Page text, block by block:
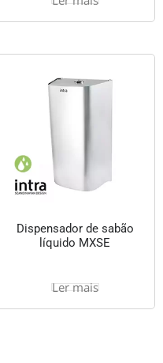
Dispensador de sabão
líquido MXSE
Ler mais